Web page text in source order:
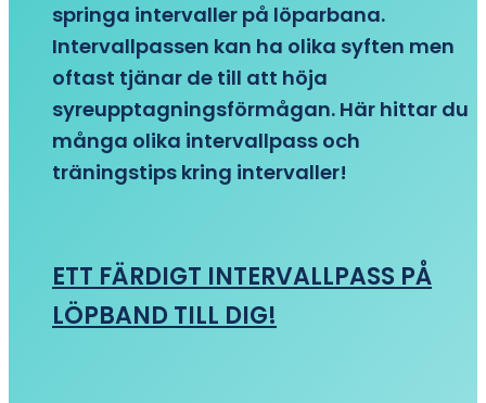
springa intervaller på löparbana.
Intervallpassen kan ha olika syften men
oftast tjänar de till att höja
syreupptagningsförmågan. Här hittar du
många olika intervallpass och
träningstips kring intervaller!
ETT FÄRDIGT INTERVALLPASS PÅ
LÖPBAND TILL DIG!